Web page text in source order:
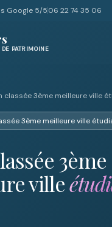
Google 5/506 22 74 35 06
DE PATRIMOINE
classée 3ème meilleure ville
3ème meilleure ville
3ème
ville